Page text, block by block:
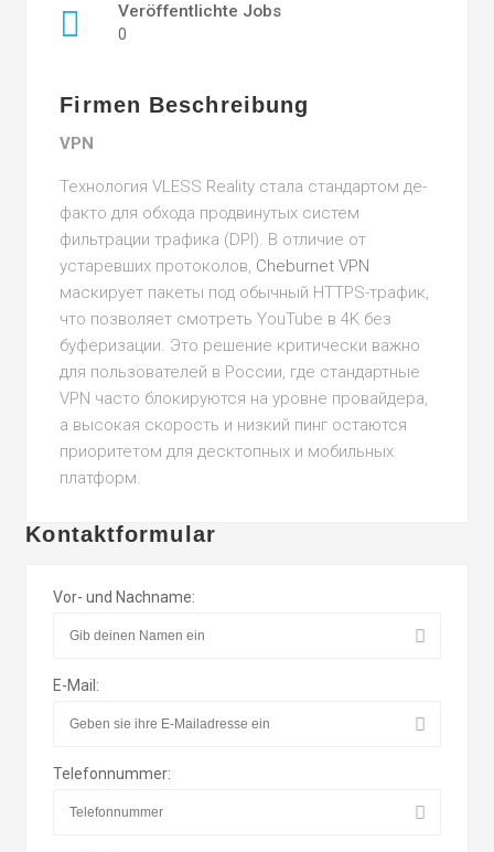
Veröffentlichte Jobs
0
Firmen Beschreibung
VPN
Технология VLESS Reality стала стандартом де-
факто для обхода продвинутых систем
фильтрации трафика (DPI). В отличие от
устаревших протоколов, Cheburnet VPN
маскирует пакеты под обычный HTTPS-трафик,
что позволяет смотреть YouTube в 4K без
буферизации. Это решение критически важно
для пользователей в России, где стандартные
VPN часто блокируются на уровне провайдера,
а высокая скорость и низкий пинг остаются
приоритетом для десктопных и мобильных
платформ.
Kontaktformular
Vor- und Nachname:
E-Mail:
Telefonnummer: